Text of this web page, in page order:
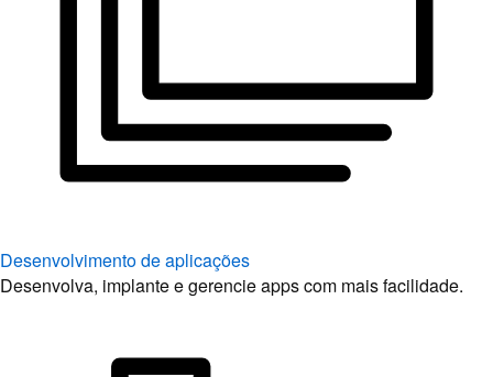
Desenvolvimento de aplicações
Desenvolva, implante e gerencie apps com mais facilidade.